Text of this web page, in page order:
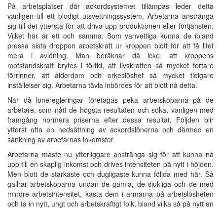
På arbetsplatser där ackordsystemet tillämpas leder detta
vanligen till ett blodigt utsvettningssystem. Arbetarna anstränga
sig till det yttersta för att driva upp produktionen eller förtjänsten.
Vilket här är ett och samma. Som vanvettiga kunna de ibland
pressa sista droppen arbetskraft ur kroppen blott för att få litet
mera i avlöning. Man beräknar då icke, att kroppens
motståndskraft brytes i förtid, att livskraften så mycket fortare
förrinner, att ålderdom och orkeslöshet så mycket tidigare
inställelser sig. Arbetarna tävla inbördes för att blott nå detta.
När då löneregleringar företagas peka arbetsköparna på de
arbetare, som nått de högsta resultaten och söka, vanligen med
framgång normera priserna efter dessa resultat. Följden blir
ytterst ofta en nedsättning av ackordslönerna och därmed en
sänkning av arbetarnas inkomster.
Arbetarna måste nu ytterliggare anstränga sig för att kunna nå
upp till en skaplig inkomst och drives intensiteten på nytt i höjden.
Men blott de starkaste och dugligaste kunna följda med här. Så
gallrar arbetsköparna undan de gamla, de sjukliga och de med
mindre arbetsintensitet, kasta dem i armarna på arbetslösheten
och ta in nytt, ungt och arbetskraftigt folk, bland vilka så på nytt en